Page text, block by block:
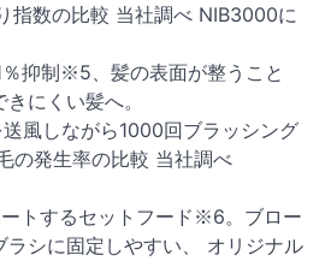
指数の比較 当社調べ NIB3000に
抑制※5、髪の表面が整うこと
にくい髪へ。
風しながら1000回ブラッシング
の発生率の比較 当社調べ
トするセットフード※6。ブロー
ラシに固定しやすい、 オリジナル